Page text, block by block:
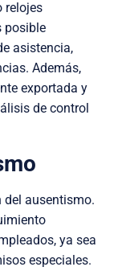
relojes
posible
asistencia,
Además,
exportada y
de control
del ausentismo.
ya sea
especiales.